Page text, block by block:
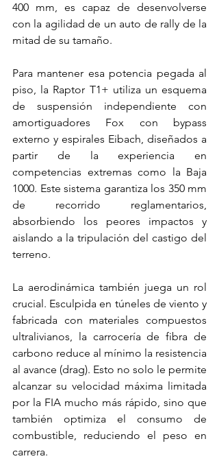
400 mm, es capaz de desenvolverse
con la agilidad de un auto de rally de la
mitad de su tamaño.
Para mantener esa potencia pegada al
piso, la Raptor T1+ utiliza un esquema
de suspensión independiente con
amortiguadores Fox con bypass
externo y espirales Eibach, diseñados a
partir de la experiencia en
competencias extremas como la Baja
1000. Este sistema garantiza los 350 mm
de recorrido reglamentarios,
absorbiendo los peores impactos y
aislando a la tripulación del castigo del
terreno.
La aerodinámica también juega un rol
crucial. Esculpida en túneles de viento y
fabricada con materiales compuestos
ultralivianos, la carrocería de fibra de
carbono reduce al mínimo la resistencia
al avance (drag). Esto no solo le permite
alcanzar su velocidad máxima limitada
por la FIA mucho más rápido, sino que
también optimiza el consumo de
combustible, reduciendo el peso en
carrera.